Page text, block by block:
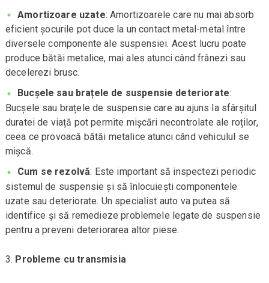
Amortizoare uzate: Amortizoarele care nu mai absorb
eficient șocurile pot duce la un contact metal-metal între
diversele componente ale suspensiei. Acest lucru poate
produce bătăi metalice, mai ales atunci când frânezi sau
decelerezi brusc.
Bucșele sau brațele de suspensie deteriorate:
Bucșele sau brațele de suspensie care au ajuns la sfârșitul
duratei de viață pot permite mișcări necontrolate ale roților,
ceea ce provoacă bătăi metalice atunci când vehiculul se
mișcă.
Cum se rezolvă: Este important să inspectezi periodic
sistemul de suspensie și să înlocuiești componentele
uzate sau deteriorate. Un specialist auto va putea să
identifice și să remedieze problemele legate de suspensie
pentru a preveni deteriorarea altor piese.
Probleme cu transmisia